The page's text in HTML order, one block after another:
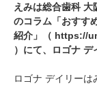
えみは総合歯科 大
のコラム「おすす
紹介」（ https://
）にて、ロゴナ デ
ロゴナ デイリーは